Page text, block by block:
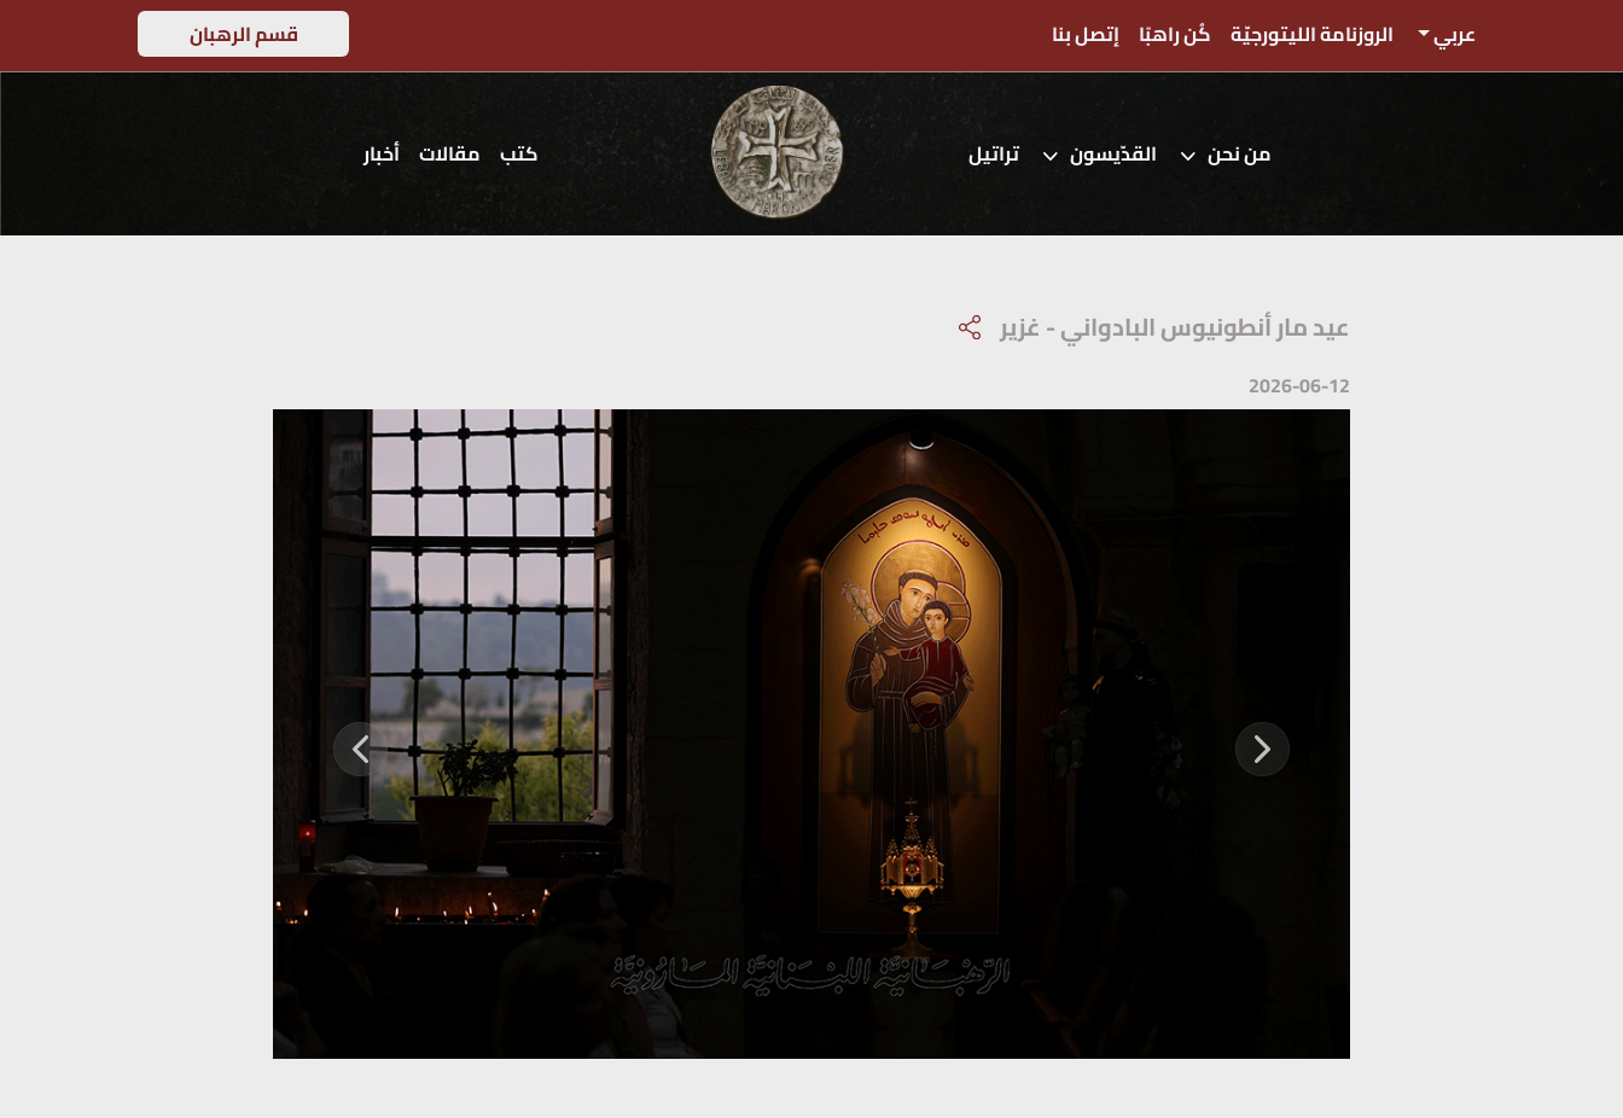
عربي الروزنامة الليتورجيّة كُن راهبًا إتصل بنا قسم الرهبان
من نحن القدّيسون تراتيل كتب مقالات أخبار
عيد مار أنطونيوس البادواني - غزير
2026-06-12